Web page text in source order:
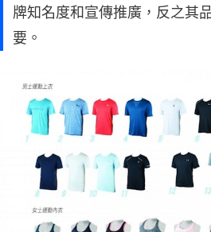
牌知名度和宣傳推廣，反之其
要。